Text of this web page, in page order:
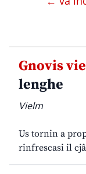
Gnovis
lenghe
Vielm
Us tornin a
rinfrescasi il